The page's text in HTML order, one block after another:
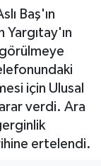
Baş'ın
görülmeye
için Ulusal
verdi. Ara
ertelendi.